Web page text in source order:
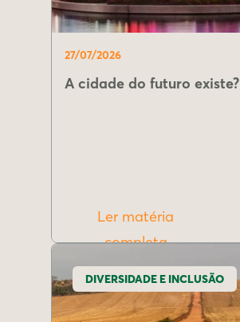
27/07/2026
A cidade do futuro existe?
Ler matéria
completa
DIVERSIDADE E INCLUSÃO